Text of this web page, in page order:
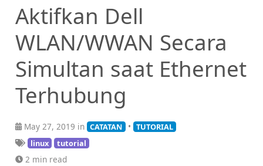
Portfolio
Tentang
Aktifkan Dell
WLAN/WWAN Secara
Simultan saat Ethernet
Terhubung
May 27, 2019 in CATATAN • TUTORIAL
linux
tutorial
2 min read